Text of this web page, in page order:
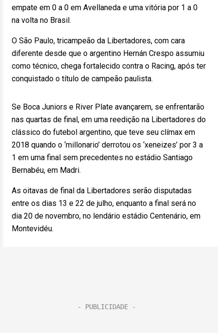
empate em 0 a 0 em Avellaneda e uma vitória por 1 a 0
na volta no Brasil.
O São Paulo, tricampeão da Libertadores, com cara
diferente desde que o argentino Hernán Crespo assumiu
como técnico, chega fortalecido contra o Racing, após ter
conquistado o título de campeão paulista.
Se Boca Juniors e River Plate avançarem, se enfrentarão
nas quartas de final, em uma reedição na Libertadores do
clássico do futebol argentino, que teve seu clímax em
2018 quando o ‘millonario’ derrotou os ‘xeneizes’ por 3 a
1 em uma final sem precedentes no estádio Santiago
Bernabéu, em Madri.
As oitavas de final da Libertadores serão disputadas
entre os dias 13 e 22 de julho, enquanto a final será no
dia 20 de novembro, no lendário estádio Centenário, em
Montevidéu.